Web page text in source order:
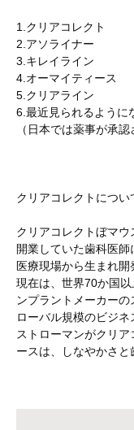
1.クリアコレクト
2.アソライナー
3.キレイライン
4.オーマイティース
5.クリアライン
6.最近見られるように
（日本では薬事が承認
クリアコレクトについ
クリアコレクトぼマ
開業していた歯科医師
医療現場から生まれ開
現在は、世界70か国
ンプラントメーカー
ローバル規模のビジネ
ストローマンがクリ
ースは、しなやかさと